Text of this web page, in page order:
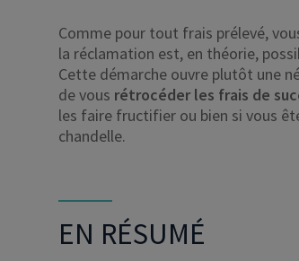
Comme pour tout frais prélevé,
la réclamation est, en théorie,
Cette démarche ouvre plutôt une
de vous rétrocéder les frais de
les faire fructifier ou bien si vous
chandelle.
EN RÉSUMÉ